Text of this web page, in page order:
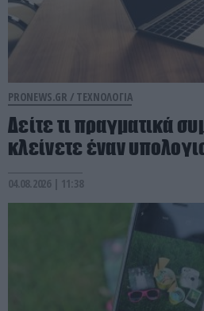
PRONEWS.GR / ΤΕΧΝΟΛΟΓΙΑ
Δείτε τι πραγματικά
κλείνετε έναν
04.08.2026 | 11:38